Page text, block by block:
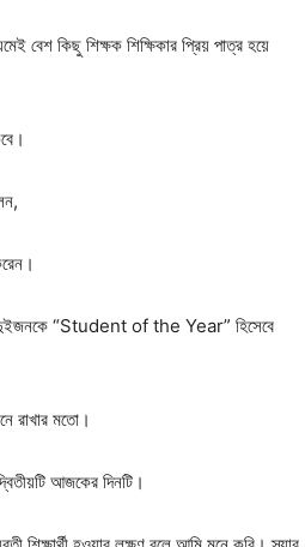
বেশ কিছু শিক্ষক শিক্ষিকার প্রিয় পাত্র হয়ে
দুইজনকে “Student of the Year” হিসেবে
রাখার মতো।
আজকের দিনটি।